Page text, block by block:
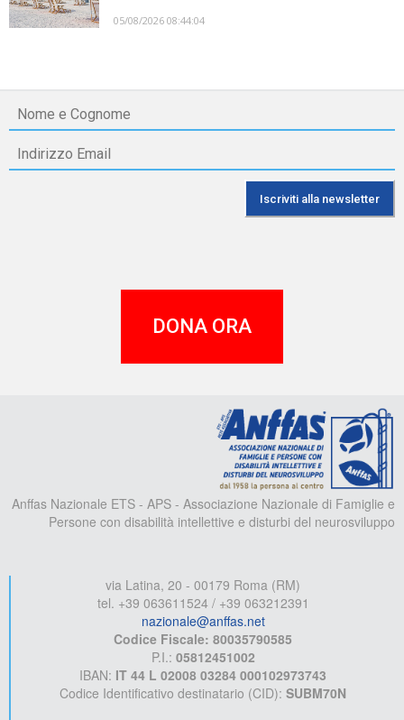
05/08/2026 08:44:04
DONA ORA
Anffas Nazionale ETS - APS - Associazione Nazionale di Famiglie e
Persone con disabilità intellettive e disturbi del neurosviluppo
via Latina, 20 - 00179 Roma (RM)
tel. +39 063611524 / +39 063212391
nazionale@anffas.net
Codice Fiscale: 80035790585
P.I.: 05812451002
IBAN: IT 44 L 02008 03284 000102973743
Codice Identificativo destinatario (CID): SUBM70N